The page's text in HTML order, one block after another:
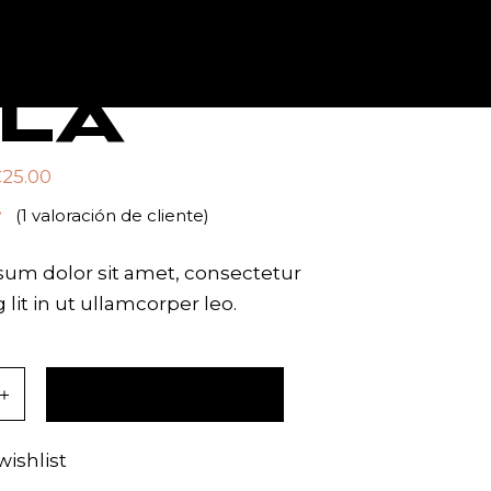
25.00
(1 valoración de cliente)
dolor sit amet, consectetur
lit in ut ullamcorper leo.